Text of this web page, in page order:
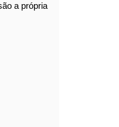
a própria